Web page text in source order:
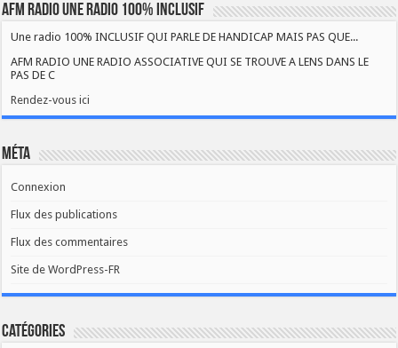
AFM RADIO UNE RADIO 100% INCLUSIF
Une radio 100% INCLUSIF QUI PARLE DE HANDICAP MAIS PAS QUE...
AFM RADIO UNE RADIO ASSOCIATIVE QUI SE TROUVE A LENS DANS LE
PAS DE C
Rendez-vous ici
Méta
Connexion
Flux des publications
Flux des commentaires
Site de WordPress-FR
Catégories